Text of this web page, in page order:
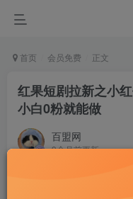
首页 会员免费 正文
红果短剧拉新之小
小白0粉就能做
百盟网
9个月前更新